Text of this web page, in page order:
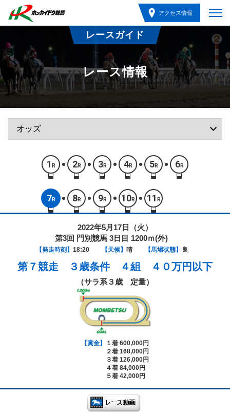
アクセス情報
レースガイド
レース情報
1 R 2R 3R 4R 5R 6R
7 R 8R 9R 10R 11 R
2022年5月17日（火）
第3回 門別競馬 3日目 1200ｍ(外)
【発走時刻】 18:20 【天候】 晴 【馬場状態】 良
第７競走 ３歳条件 ４組 ４０万円以下
（サラ系３歳 定量）
【賞金】
１着 600,000円
２着 168,000円
３着 126,000円
４着 84,000円
５着 42,000円